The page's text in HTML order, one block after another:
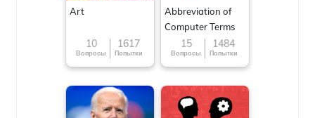
Art
10
Вопросы
1617
Попытки
Abbreviation of
Computer Terms
15
Вопросы
1484
Попытки